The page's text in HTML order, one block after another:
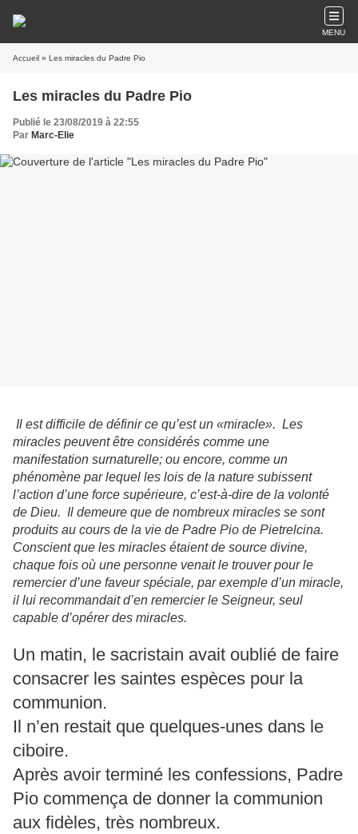
MENU
Accueil » Les miracles du Padre Pio
Les miracles du Padre Pio
Publié le 23/08/2019 à 22:55
Par Marc-Elie
Il est difficile de définir ce qu’est un «miracle». Les
miracles peuvent être considérés comme une
manifestation surnaturelle; ou encore, comme un
phénomène par lequel les lois de la nature subissent
l’action d’une force supérieure, c’est-à-dire de la volonté
de Dieu. Il demeure que de nombreux miracles se sont
produits au cours de la vie de Padre Pio de Pietrelcina.
Conscient que les miracles étaient de source divine,
chaque fois où une personne venait le trouver pour le
remercier d’une faveur spéciale, par exemple d’un miracle,
il lui recommandait d’en remercier le Seigneur, seul
capable d’opérer des miracles.
Un matin, le sacristain avait oublié de faire
consacrer les saintes espèces pour la
communion.
Il n’en restait que quelques-unes dans le
ciboire.
Après avoir terminé les confessions, Padre
Pio commença de donner la communion
aux fidèles, très nombreux.